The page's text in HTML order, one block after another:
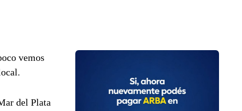
vemos
del Plata